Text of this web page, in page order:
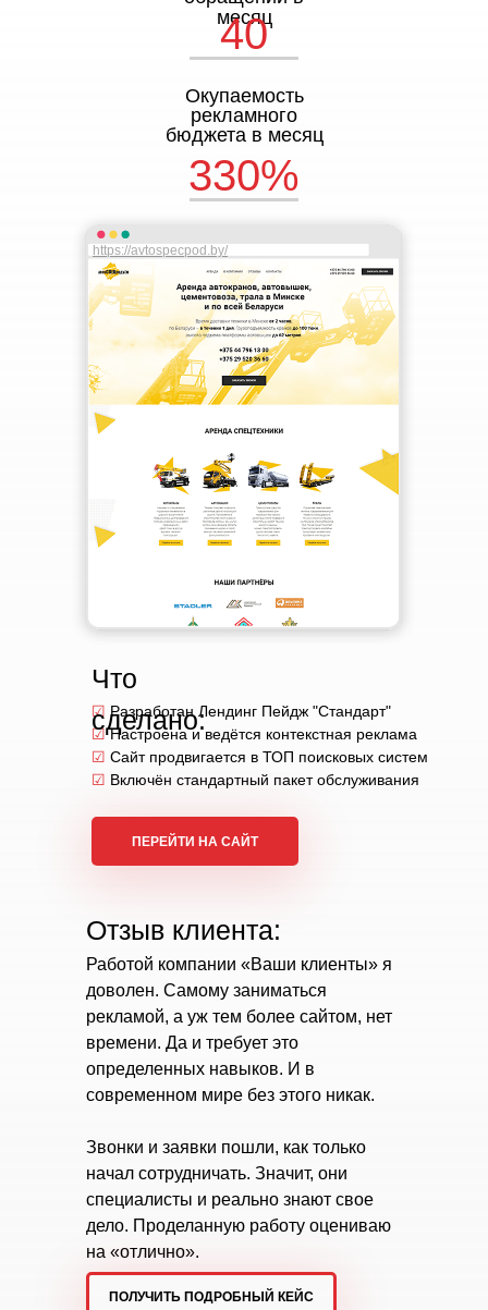
☑ Разработан Лендинг Пейдж "Стандарт"
☑Настроена и ведётся контекстная реклама
☑ Сайт продвигается в ТОП поисковых систем
☑ Включён стандартный пакет обслуживания
Отзыв клиента:
Работой компании «Ваши клиенты» я
доволен. Самому заниматься
рекламой, а уж тем более сайтом, нет
времени. Да и требует это
определенных навыков. И в
современном мире без этого никак.
Звонки и заявки пошли, как только
начал сотрудничать. Значит, они
специалисты и реально знают свое
дело. Проделанную работу оцениваю
на «отлично».
ПОЛУЧИТЬ ПОДРОБНЫЙ КЕЙС
месяц
40
Окупаемость
рекламного
бюджета в месяц
330%
Что
сделано:
ПЕРЕЙТИ НА САЙТ
https://avtospecpod.by/